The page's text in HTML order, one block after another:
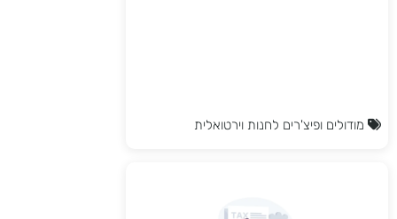
מודולים ופיצ'רים לחנות וירטואלית